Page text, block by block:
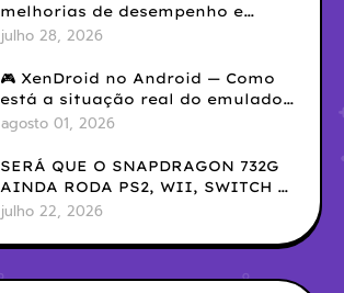
melhorias de desempenho e
compatibilidade
julho 28, 2026
🎮 XenDroid no Android — Como
está a situação real do emulador
de Xbox 360?
agosto 01, 2026
SERÁ QUE O SNAPDRAGON 732G
AINDA RODA PS2, WII, SWITCH E
3DS?
julho 22, 2026